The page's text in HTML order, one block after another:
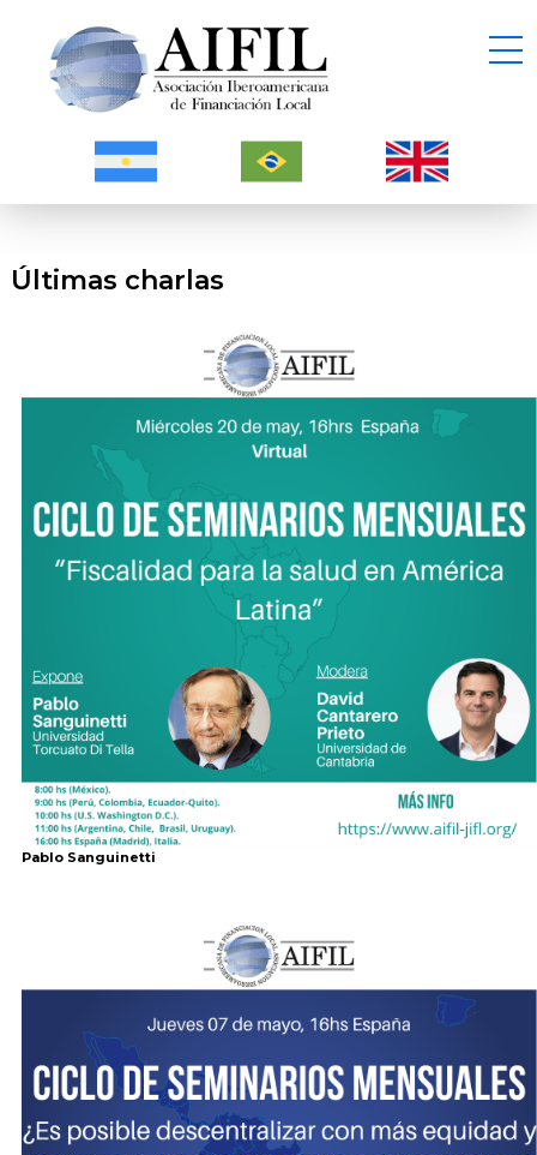
Últimas charlas
Pablo Sanguinetti